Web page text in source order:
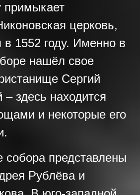
примыкает
церковь,
в 1552 году. Именно в
нашёл свое
Сергий
– здесь находится
и некоторые его
собора представлены
Рублёва и